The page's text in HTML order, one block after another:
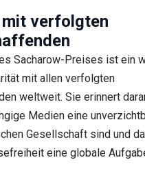
verfolgten
Sacharow-Preises ist ein
mit allen verfolgten
weltweit. Sie erinnert
Medien eine
Gesellschaft sind und
eine globale